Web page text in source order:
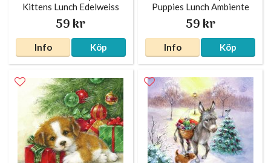
Kittens Lunch Edelweiss
59 kr
Info Köp
Puppies Lunch Ambiente
59 kr
Info Köp